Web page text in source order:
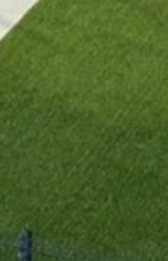
Esses cookies
sobre as
através da
navegação.
de navegação no
perfil de